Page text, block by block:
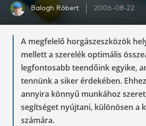
Balogh Róbert 2006-08-22
A megfelelő horgászeszközök
mellett a szerelék optimális
legfontosabb teendőink egyike,
tennünk a siker érdekében.
annyira könnyű munkához
segítséget nyújtani, különösen a
számára.